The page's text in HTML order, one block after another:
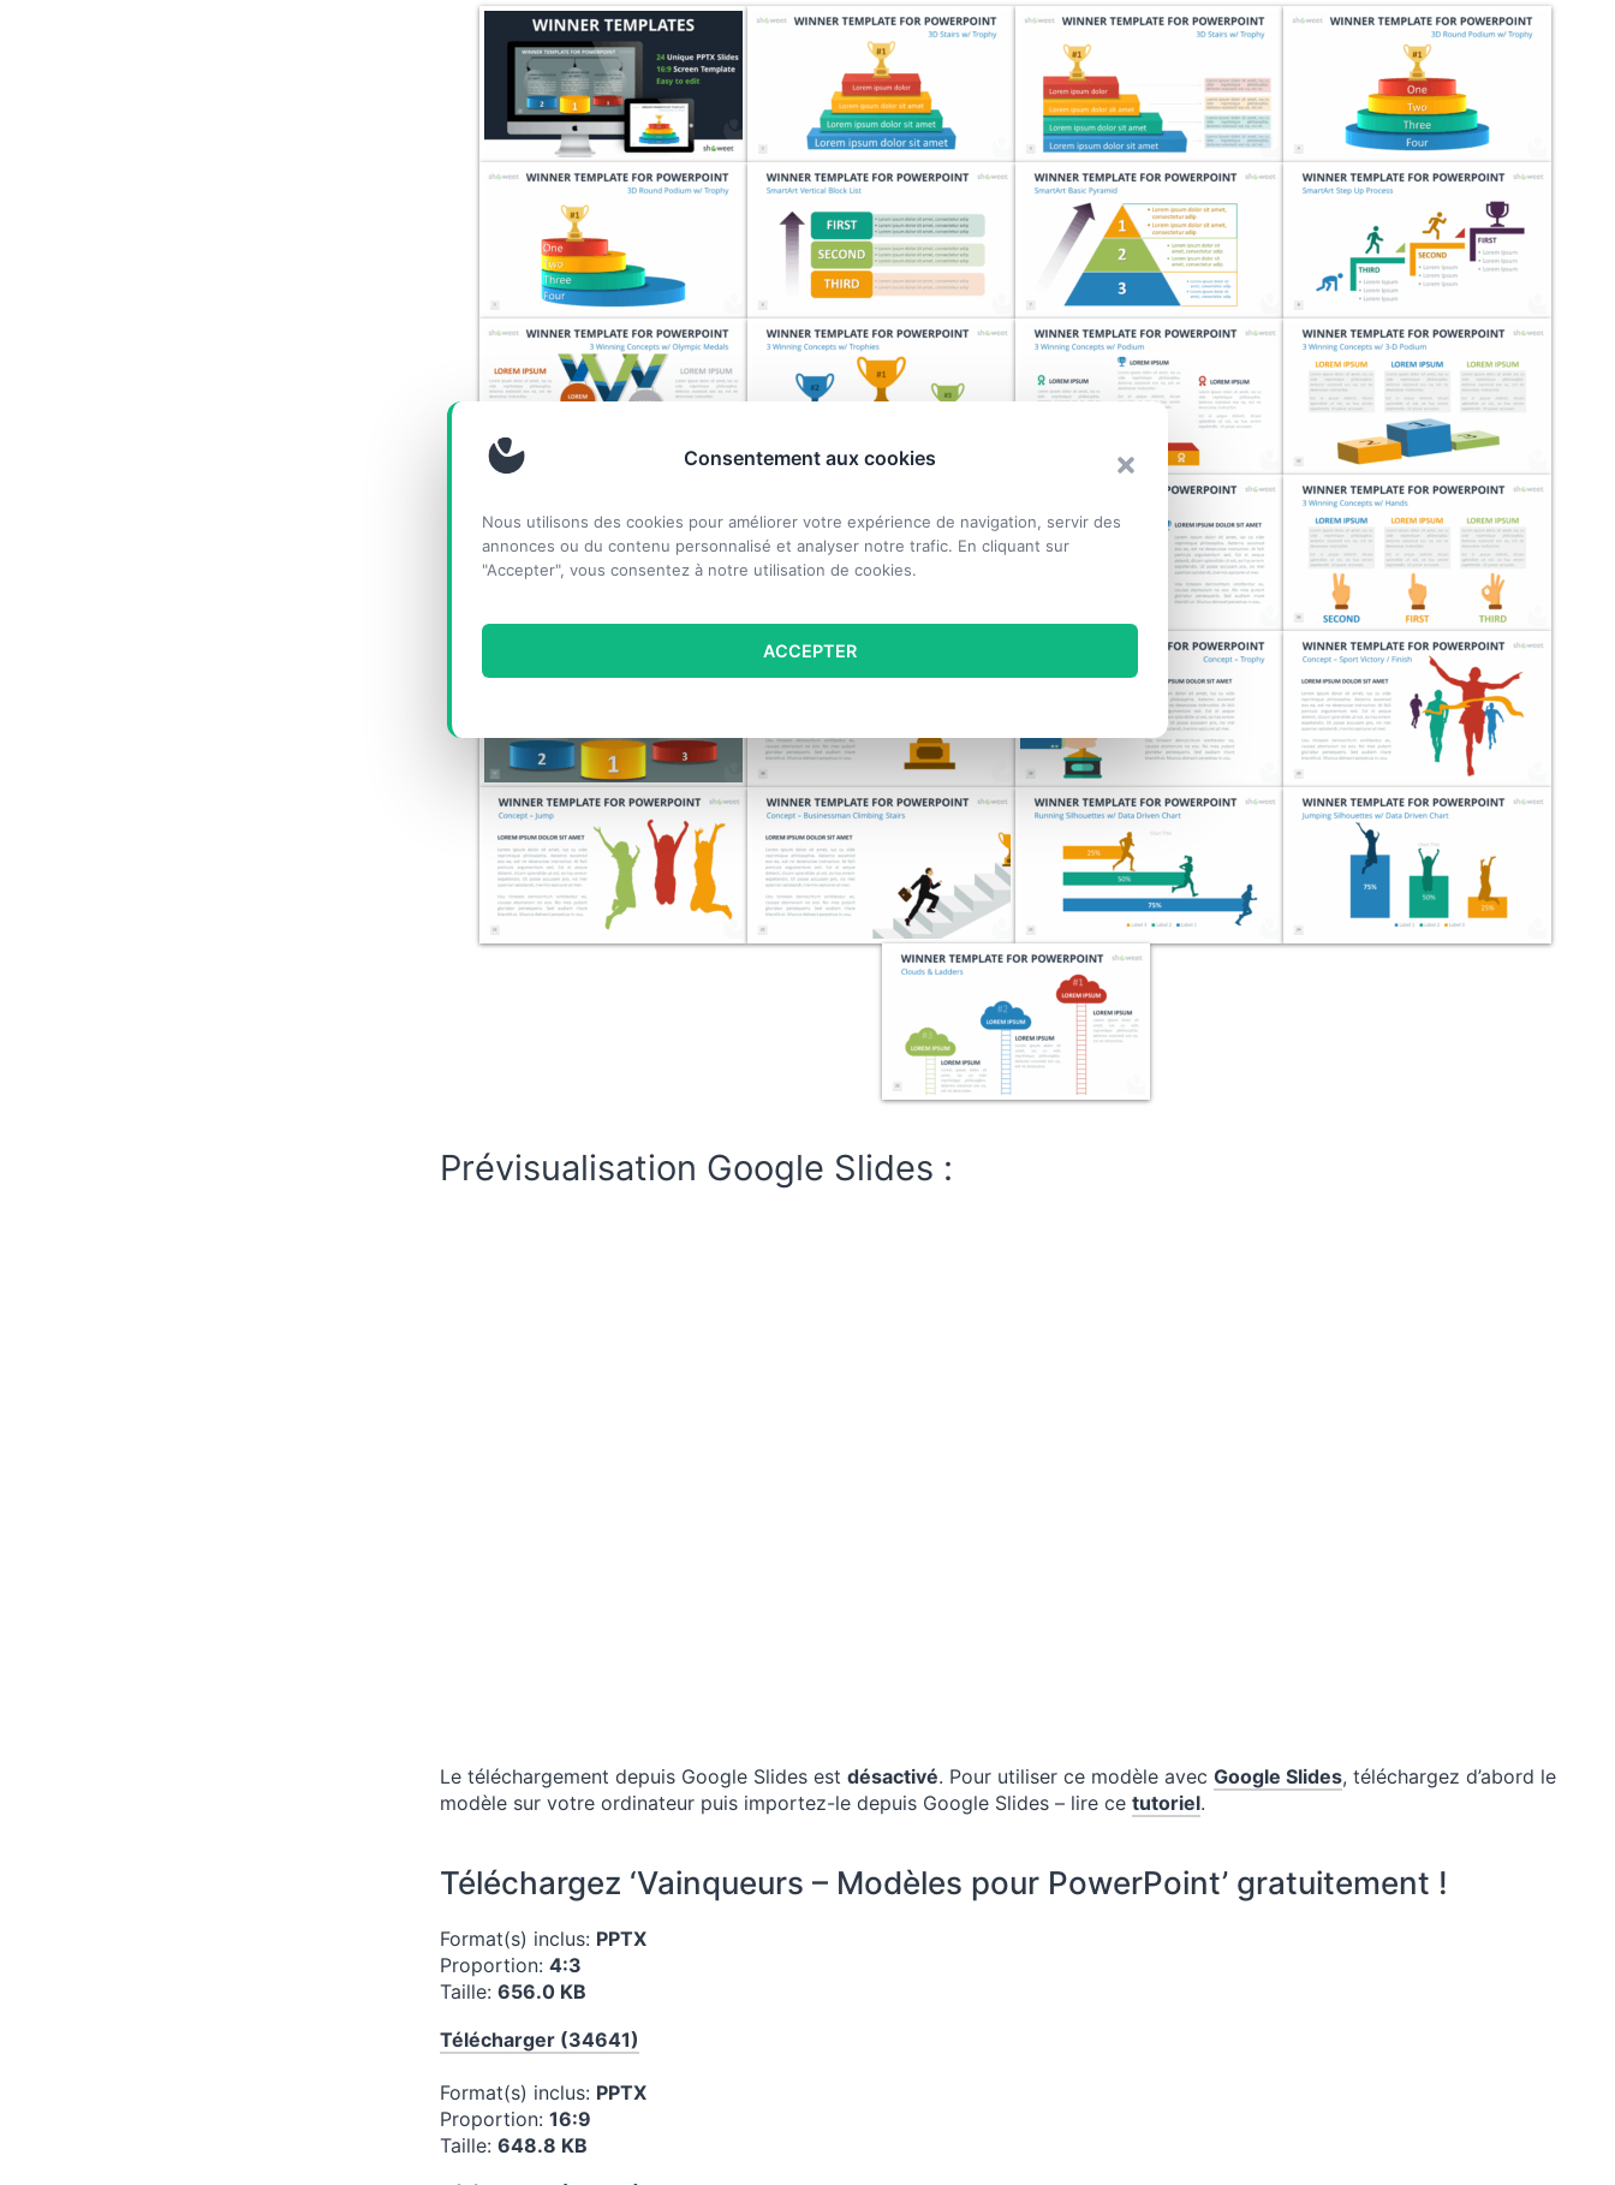
Consentement aux cookies
Nous utilisons des cookies pour améliorer votre expérience de navigation, servir des
annonces ou du contenu personnalisé et analyser notre trafic. En cliquant sur
"Accepter", vous consentez à notre utilisation de cookies.
ACCEPTER
Prévisualisation Google Slides :
Le téléchargement depuis Google Slides est désactivé. Pour utiliser ce modèle avec Google Slides, téléchargez d’abord le
modèle sur votre ordinateur puis importez-le depuis Google Slides – lire ce tutoriel.
Téléchargez ‘Vainqueurs – Modèles pour PowerPoint’ gratuitement !
Format(s) inclus: PPTX
Proportion: 4:3
Taille: 656.0 KB
Télécharger (34641)
Format(s) inclus: PPTX
Proportion: 16:9
Taille: 648.8 KB